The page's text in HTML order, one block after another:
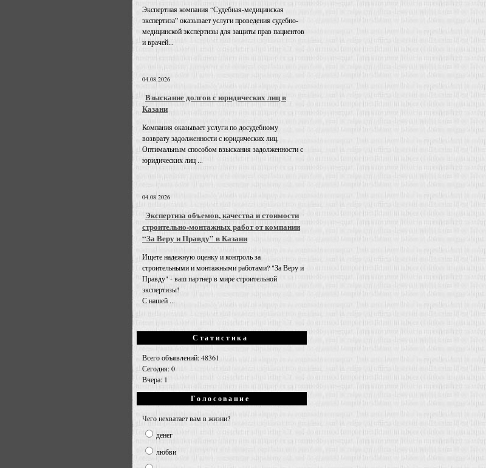
Экспертная компания “Судебная-медицинская
экспертиза” оказывает услуги проведения судебно-
медицинской экспертизы для защиты прав пациентов
и врачей...
04.08.2026
Взыскание долгов с юридических лиц в
Казани
Компания оказывает услуги по досудебному
возврату задолженности с юридических лиц.
Оптимальным способом взыскания задолженности с
юридических лиц ...
04.08.2026
Экспертиза объемов, качества и стоимости
строительно-монтажных работ от компании
“За Веру и Правду” в Казани
Ищете надежную оценку и контроль за
строительными и монтажными работами? "За Веру и
Правду" - ваш партнер в мире строительной
экспертизы!
С нашей ...
Статистика
Всего объявлений: 48361
Сегодня: 0
Вчера: 1
Голосование
Чего нехватает вам в жизни?
денег
любви